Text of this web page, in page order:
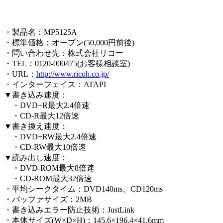
・製品名：MP5125A
・標準価格：オープン(50,000円前後)
・問い合わせ先：株式会社リコー
・TEL：0120-000475(お客様相談室)
・URL： http://www.ricoh.co.jp/
・インターフェイス：ATAPI
▼書き込み速度：
・DVD+R最大2.4倍速
・CD-R最大12倍速
▼書き換え速度：
・DVD+RW最大2.4倍速
・CD-RW最大10倍速
▼読み出し速度：
・DVD-ROM最大8倍速
・CD-ROM最大32倍速
・平均シークタイム：DVD140ms、CD120ms
・バッファサイズ：2MB
・書き込みエラー防止技術：JustLink
・本体サイズ(W×D×H)：145.6×196.4×41.6mm